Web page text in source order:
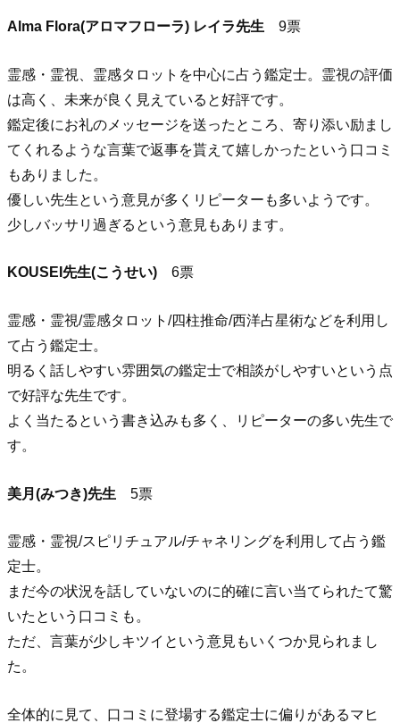
Alma Flora(アロマフローラ) レイラ先生 9票
霊感・霊視、霊感タロットを中心に占う鑑定士。霊視の評価
は高く、未来が良く見えていると好評です。
鑑定後にお礼のメッセージを送ったところ、寄り添い励まし
てくれるような言葉で返事を貰えて嬉しかったという口コミ
もありました。
優しい先生という意見が多くリピーターも多いようです。
少しバッサリ過ぎるという意見もあります。
KOUSEI先生(こうせい) 6票
霊感・霊視/霊感タロット/四柱推命/西洋占星術などを利用し
て占う鑑定士。
明るく話しやすい雰囲気の鑑定士で相談がしやすいという点
で好評な先生です。
よく当たるという書き込みも多く、リピーターの多い先生で
す。
美月(みつき)先生 5票
霊感・霊視/スピリチュアル/チャネリングを利用して占う鑑
定士。
まだ今の状況を話していないのに的確に言い当てられたて驚
いたという口コミも。
ただ、言葉が少しキツイという意見もいくつか見られまし
た。
全体的に見て、口コミに登場する鑑定士に偏りがあるマヒ